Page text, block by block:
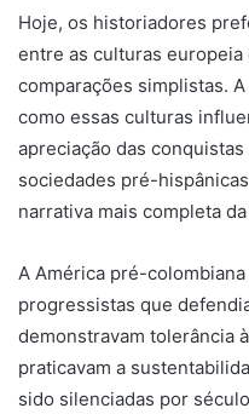
Hoje, os historiadores
entre as culturas
comparações simplistas.
como essas culturas
apreciação das
sociedades pré-
narrativa mais completa
A América pré-
progressistas que
demonstravam tolerância
praticavam a
sido silenciadas por